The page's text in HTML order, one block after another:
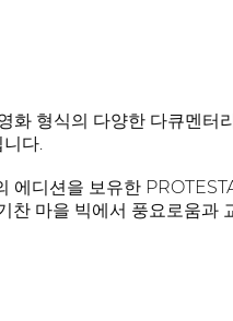
화 형식의 다양한 다큐멘터
다.
에디션을 보유한
마을 빅에서 풍요로움과